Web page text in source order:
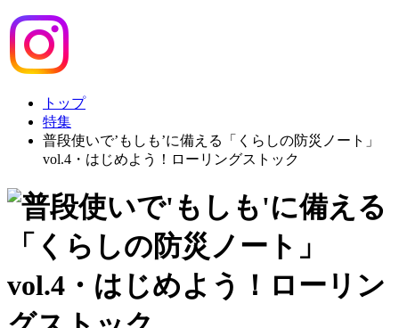
トップ
特集
普段使いで’もしも’に備える「くらしの防災ノート」
vol.4・はじめよう！ローリングストック